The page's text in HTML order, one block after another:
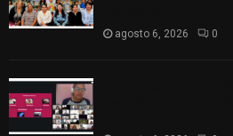
agosto 6, 2026 0